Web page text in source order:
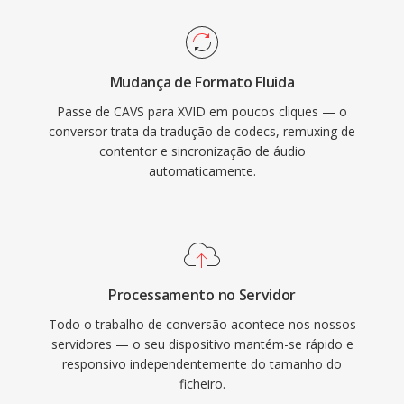
padrões de codificação de vídeo globalmente
envolvido em MKV, MP4 é outros formatos. O
codec obteve certificacao para reprodução em
muitos players de DVD independentes é
dispositivos de mídia que suportavam
reprodução DivX, já que ambos os codecs
compartilham o padrão MPEG-4 ASP
sistemas operacionais, combinada com uma
natureza completamente gratuita é de código
aberto, fez do Xvid uma pedra angular da
codificação de vídeo movida pela comunidade.
Embora H.264 é codecs mais novos tenham
amplamente substituído o MPEG-4 ASP para
novas codificacoes, o Xvid permanece em uso
Mudança de Formato Fluida
Passe de CAVS para XVID em poucos cliques — o
conversor trata da tradução de codecs, remuxing de
contentor e sincronização de áudio
automaticamente.
Processamento no Servidor
Todo o trabalho de conversão acontece nos nossos
servidores — o seu dispositivo mantém-se rápido e
responsivo independentemente do tamanho do
ficheiro.